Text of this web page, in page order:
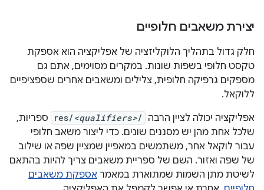
יצירת משאבים חלופיים
חלק גדול בתהליך הלוקליזציה של אפליקציה הוא אספקת
טקסט חלופי בשפות שונות. במקרים מסוימים, אתם גם
מספקים גרפיקה חלופית, צלילים ומשאבים אחרים שספציפיים
ללוקאל.
אפליקציה יכולה לציין הרבה
res/ <qualifiers>/
ספריות,
שלכל אחת מהן יש מסננים שונים. כדי ליצור משאב חלופי
עבור לוקאל אחר, משתמשים במאפיין שמציין שפה או שילוב
של שפה ואזור. השם של ספריית משאבים צריך להיות בהתאם
לשיטת מתן השמות שמתוארת במאמר אספקת משאבים